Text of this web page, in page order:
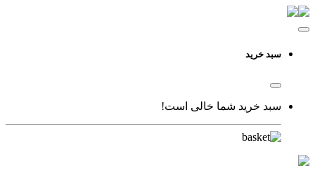
سبد خرید
سبد خرید شما خالی است!